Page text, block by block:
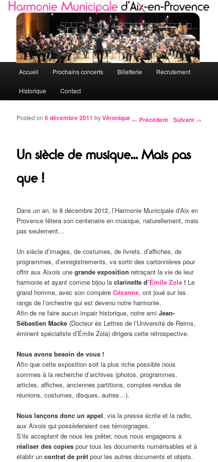
Harmonie Municipale d'Aix-en-Provence
Quelques petites notes de l'HMAP
Menu principal
Aller au contenu principal
Aller au contenu secondaire
Accueil Prochains concerts Billetterie Recrutement
Historique Contact
Navigation des articles ← Précédent Suivant →
Un siècle de musique… Mais pas
que !
Posted on6 décembre 2011 byVéronique
Dans un an, le 8 décembre 2012, l’Harmonie Municipale d’Aix en
Provence fêtera son centenaire en musique, naturellement, mais
pas seulement…
Un siècle d’images, de costumes, de livrets, d’affiches, de
programmes, d’enregistrements, va sortir des cartonnières pour
offrir aux Aixois unegrande exposition retraçant la vie de leur
harmonie et ayant comme bijou laclarinette d’Émile Zola ! Le
grand homme, avec son compèreCézanne, ont joué sur les
rangs de l’orchestre qui est devenu notre harmonie.
Afin de ne faire aucun impair historique, notre amiJean-
Sébastien Macke (Docteur ès Lettres de l’Université de Reims,
éminent spécialiste d’Émile Zola) dirigera cette rétrospective.
Nous avons besoin de vous !
Afin que cette exposition soit la plus riche possible nous
sommes à la recherche d’archives (photos, programmes,
articles, affiches, anciennes partitions, comptes-rendus de
réunions, costumes, disques, autres…).
Nous lançons donc un appel, via la presse écrite et la radio,
aux Aixois qui possèderaient ces témoignages.
S’ils acceptent de nous les prêter, nous nous engageons à
réaliser des copies pour tous les documents numérisables et à
établir uncontrat de prêt pour les autres documents et objets.